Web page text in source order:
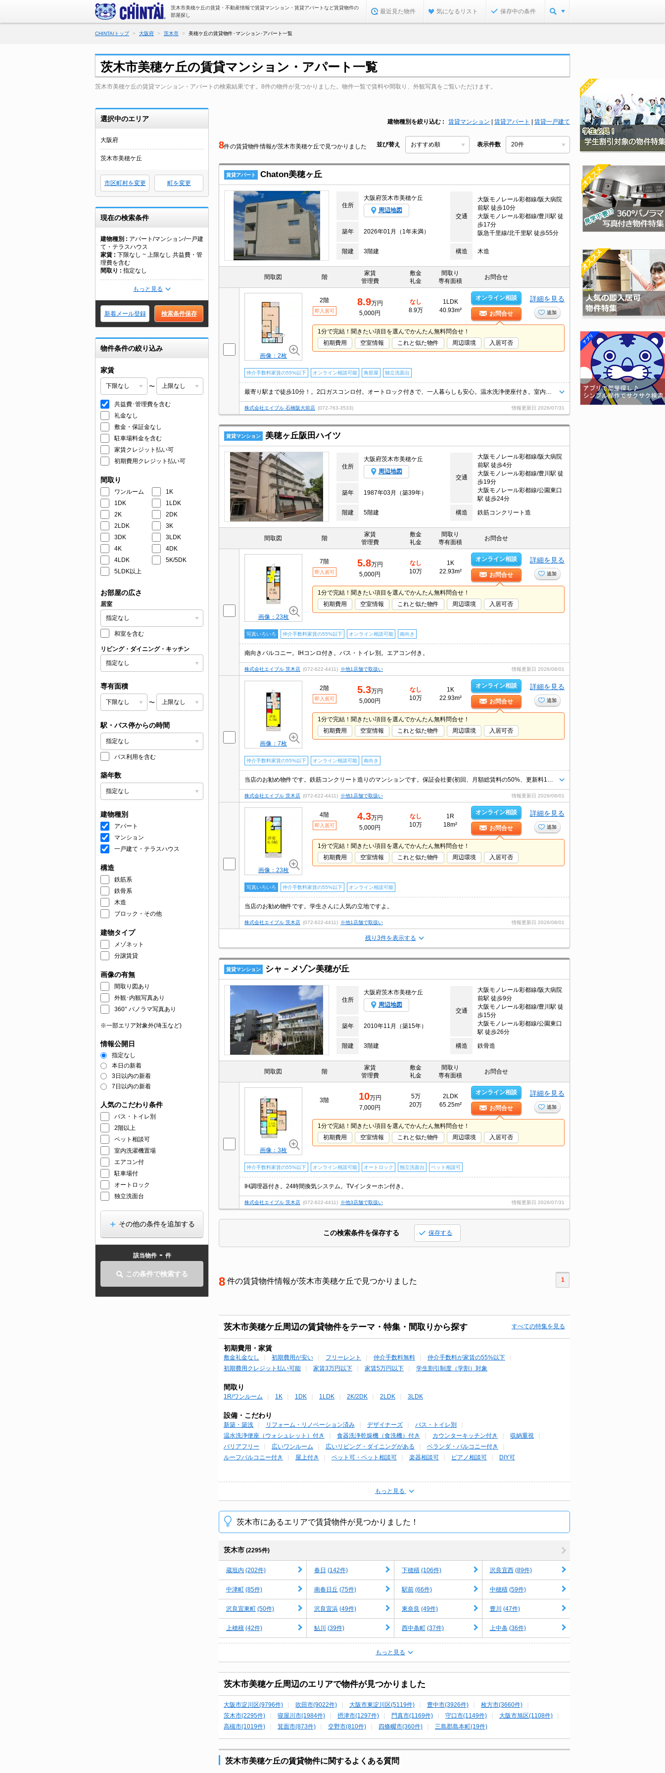
茨木市美穂ケ丘の賃貸・不動産情報で賃貸マンション・賃貸アパートなど賃貸物件の
部屋探し
最近見た物件 気になるリスト 保存中の条件
CHINTAIトップ 大阪府 茨木市 美穂ケ丘の賃貸物件･マンション･アパート一覧
茨木市美穂ケ丘の賃貸マンション・アパート一覧
茨木市美穂ケ丘の賃貸マンション・アパートの検索結果です。8件の物件が見つかりました。物件一覧で賃料や間取り、外観写真をご覧いただけます。
選択中のエリア
大阪府
茨木市美穂ケ丘
市区町村を変更 町を変更
現在の検索条件
建物種別
アパート/マンション/一戸建
て・テラスハウス
家賃
下限なし ~ 上限なし 共益費・管
理費を含む
間取り
指定なし
もっと見る
新着メール登録 検索条件保存
物件条件の絞り込み
家賃
〜
共益費･管理費を含む
礼金なし
敷金・保証金なし
駐車場料金を含む
家賃クレジット払い可
初期費用クレジット払い可
間取り
ワンルーム
1K
1DK
1LDK
2K
2DK
2LDK
3K
3DK
3LDK
4K
4DK
4LDK
5K/5DK
5LDK以上
お部屋の広さ
居室
和室を含む
リビング・ダイニング・キッチン
専有面積
〜
駅・バス停からの時間
バス利用を含む
築年数
建物種別
アパート
マンション
一戸建て・テラスハウス
構造
鉄筋系
鉄骨系
木造
ブロック・その他
建物タイプ
メゾネット
分譲賃貸
画像の有無
間取り図あり
外観･内観写真あり
360° パノラマ写真あり
※一部エリア対象外(埼玉など)
情報公開日
指定なし
本日の新着
3日以内の新着
7日以内の新着
人気のこだわり条件
バス・トイレ別
2階以上
ペット相談可
室内洗濯機置場
エアコン付
駐車場付
オートロック
独立洗面台
その他の条件を追加する
該当物件 - 件
この条件で検索する
建物種別を絞り込む 賃貸マンション 賃貸アパート 賃貸一戸建て
8件の賃貸物件情報が茨木市美穂ケ丘で見つかりました 並び替え 表示件数
賃貸アパート Chaton美穂ヶ丘
住所
大阪府茨木市美穂ケ丘
周辺地図
交通
大阪モノレール彩都線/阪大病院
前駅 徒歩10分
大阪モノレール彩都線/豊川駅 徒
歩17分
阪急千里線/北千里駅 徒歩55分
築年 2026年01月（1年未満）
階建 3階建 構造 木造
間取図 階
家賃
管理費
敷金
礼金
間取り
専有面積
お問合せ
画像：2枚
2階
即入居可
8.9万円
5,000円
なし
8.9万
1LDK
40.93m²
オンライン相談
お問合せ
詳細を見る
追加
1分で完結！聞きたい項目を選んでかんたん無料問合せ！
初期費用
空室情報 これと似た物件 周辺環境 入居可否
仲介手数料家賃の55%以下 オンライン相談可能 角部屋 独立洗面台
株式会社エイブル 石橋阪大前店 (072-763-3533) 情報更新日 2026/07/31
賃貸マンション 美穂ヶ丘阪田ハイツ
住所
大阪府茨木市美穂ケ丘
周辺地図
交通
大阪モノレール彩都線/阪大病院
前駅 徒歩4分
大阪モノレール彩都線/豊川駅 徒
歩19分
大阪モノレール彩都線/公園東口
駅 徒歩24分
築年 1987年03月（築39年）
階建 5階建 構造 鉄筋コンクリート造
間取図 階
家賃
管理費
敷金
礼金
間取り
専有面積
お問合せ
画像：23枚
7階
即入居可
5.8万円
5,000円
なし
10万
1K
22.93m²
オンライン相談
お問合せ
詳細を見る
追加
1分で完結！聞きたい項目を選んでかんたん無料問合せ！
初期費用
空室情報 これと似た物件 周辺環境 入居可否
写真いろいろ 仲介手数料家賃の55%以下 オンライン相談可能 南向き
南向きバルコニー。IHコンロ付き。バス・トイレ別。エアコン付き。
株式会社エイブル 茨木店 (072-622-4411) ※他1店舗で取扱い 情報更新日 2026/08/01
画像：7枚
2階
即入居可
5.3万円
5,000円
なし
10万
1K
22.93m²
オンライン相談
お問合せ
詳細を見る
追加
1分で完結！聞きたい項目を選んでかんたん無料問合せ！
初期費用
空室情報 これと似た物件 周辺環境 入居可否
仲介手数料家賃の55%以下 オンライン相談可能 南向き
株式会社エイブル 茨木店 (072-622-4411) ※他1店舗で取扱い 情報更新日 2026/08/01
画像：23枚
4階
即入居可
4.3万円
5,000円
なし
10万
1R
18m²
オンライン相談
お問合せ
詳細を見る
追加
1分で完結！聞きたい項目を選んでかんたん無料問合せ！
初期費用
空室情報 これと似た物件 周辺環境 入居可否
写真いろいろ 仲介手数料家賃の55%以下 オンライン相談可能
当店のお勧め物件です。学生さんに人気の立地ですよ。
株式会社エイブル 茨木店 (072-622-4411) ※他1店舗で取扱い 情報更新日 2026/08/01
残り3件を表示する
賃貸マンション シャ－メゾン美穂が丘
住所
大阪府茨木市美穂ケ丘
周辺地図
交通
大阪モノレール彩都線/阪大病院
前駅 徒歩9分
大阪モノレール彩都線/豊川駅 徒
歩15分
大阪モノレール彩都線/公園東口
駅 徒歩26分
築年 2010年11月（築15年）
階建 3階建 構造 鉄骨造
間取図 階
家賃
管理費
敷金
礼金
間取り
専有面積
お問合せ
画像：3枚
3階 10万円
7,000円
5万
20万
2LDK
65.25m²
オンライン相談
お問合せ
詳細を見る
追加
1分で完結！聞きたい項目を選んでかんたん無料問合せ！
初期費用
空室情報 これと似た物件 周辺環境 入居可否
仲介手数料家賃の55%以下 オンライン相談可能 オートロック 独立洗面台 ペット相談可
IH調理器付き。24時間換気システム。TVインターホン付き。
株式会社エイブル 茨木店 (072-622-4411) ※他3店舗で取扱い 情報更新日 2026/07/31
この検索条件を保存する 保存する
8 件の賃貸物件情報が茨木市美穂ケ丘で見つかりました 1
茨木市美穂ケ丘周辺の賃貸物件をテーマ・特集・間取りから探す すべての特集を見る
初期費用・家賃
敷金礼金なし 初期費用が安い フリーレント 仲介手数料無料
仲介手数料が家賃の55%以下
初期費用クレジット払い可能
家賃3万円以下 家賃5万円以下 学生割引制度（学割）対象
間取り
1R/ワンルーム 1K 1DK 1LDK 2K/2DK 2LDK 3LDK
設備・こだわり
新築・築浅 リフォーム・リノベーション済み デザイナーズ
バス・トイレ別
温水洗浄便座（ウォシュレット）付き
食器洗浄乾燥機（食洗機）付き カウンターキッチン付き
収納重視
バリアフリー
広いワンルーム 広いリビング・ダイニングがある
ベランダ・バルコニー付き
ルーフバルコニー付き
屋上付き ペット可・ペット相談可 楽器相談可 ピアノ相談可 DIY可
もっと見る
茨木市にあるエリアで賃貸物件が見つかりました！
茨木市 (2295件)
蔵垣内 (202件) 春日 (142件) 下穂積 (106件) 沢良宜西 (89件)
中津町 (85件) 南春日丘 (75件) 駅前 (66件) 中穂積 (59件)
沢良宜東町 (50件) 沢良宜浜 (49件) 東奈良 (49件) 豊川 (47件)
上穂積 (42件) 鮎川 (39件) 西中条町 (37件) 上中条 (36件)
もっと見る
茨木市美穂ケ丘周辺のエリアで物件が見つかりました
大阪市淀川区(9796件) 吹田市(9022件) 大阪市東淀川区(5119件) 豊中市(3926件)
枚方市(3660件)
茨木市(2295件)
寝屋川市(1984件) 摂津市(1297件) 門真市(1169件) 守口市(1149件)
大阪市旭区(1108件)
高槻市(1019件)
箕面市(873件) 交野市(810件) 四條畷市(360件) 三島郡島本町(19件)
茨木市美穂ケ丘の賃貸物件に関するよくある質問